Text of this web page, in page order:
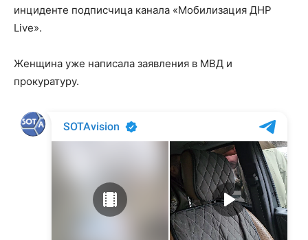
инциденте подписчица канала «Мобилизация ДНР
Live».
Женщина уже написала заявления в МВД и
прокуратуру.